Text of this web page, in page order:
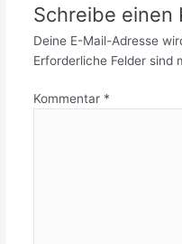
Schreibe einen
Deine E-Mail-Adresse
Erforderliche Felder sind
Kommentar *